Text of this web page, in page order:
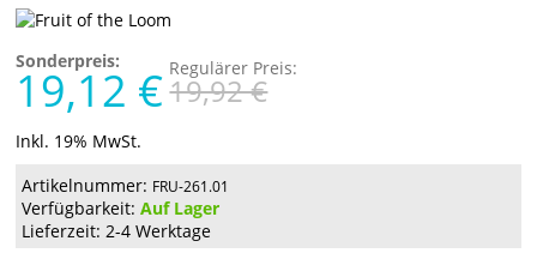
Sonderpreis:
19,12 € Regulärer Preis:
19,92 €
Inkl. 19% MwSt.
Artikelnummer: FRU-261.01
Verfügbarkeit:Auf Lager
Lieferzeit: 2-4 Werktage